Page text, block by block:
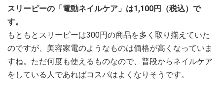
スリーピーの「電動ネイルケア」は1,100円（税込）で
す。
もともとスリーピーは300円の商品を多く取り揃えていた
のですが、美容家電のようなものは価格が高くなっていま
すね。ただ何度も使えるものなので、普段からネイルケア
をしている人であればコスパはよくなりそうです。